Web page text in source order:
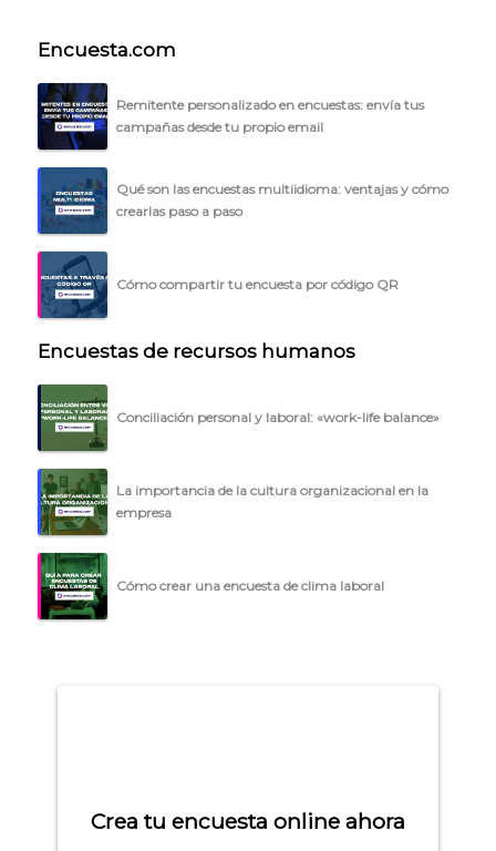
Encuesta.com
Remitente personalizado en encuestas: envía tus
campañas desde tu propio email
Qué son las encuestas multiidioma: ventajas y cómo
crearlas paso a paso
Cómo compartir tu encuesta por código QR
Encuestas de recursos humanos
Conciliación personal y laboral: «work-life balance»
La importancia de la cultura organizacional en la
empresa
Cómo crear una encuesta de clima laboral
Crea tu encuesta online ahora